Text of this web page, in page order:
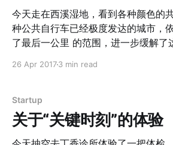
今天走在西溪湿地，看到各种颜色的
种公共自行车已经极度发达的城市，
了最后一公里 的范围，进一步缓解了
部），就知道，作为公共自行车的“小
最后一公里拓展为最后三公里，不仅
的范围，也增加了人员的流动效率，
单车而愿意出门。 从这个角度上来说，共享单车是有很大
26 Apr 20173 min read
Startup
关于“关键时刻”的体验